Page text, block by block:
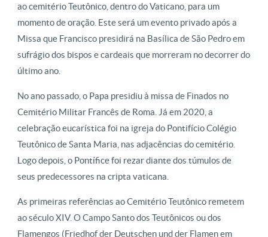
ao cemitério Teutônico, dentro do Vaticano, para um
momento de oração. Este será um evento privado após a
Missa que Francisco presidirá na Basílica de São Pedro em
sufrágio dos bispos e cardeais que morreram no decorrer do
último ano.
No ano passado, o Papa presidiu à missa de Finados no
Cemitério Militar Francês de Roma. Já em 2020, a
celebração eucarística foi na igreja do Pontifício Colégio
Teutônico de Santa Maria, nas adjacências do cemitério.
Logo depois, o Pontífice foi rezar diante dos túmulos de
seus predecessores na cripta vaticana.
As primeiras referências ao Cemitério Teutônico remetem
ao século XIV. O Campo Santo dos Teutônicos ou dos
Flamengos (Friedhof der Deutschen und der Flamen em